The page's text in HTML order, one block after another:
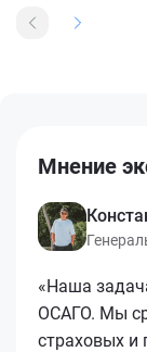
Мнение
«Наша
ОСАГО. Мы
страховых и